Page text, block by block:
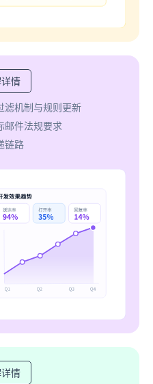
情
滤机制与规则更新
邮件法规要求
链路
情